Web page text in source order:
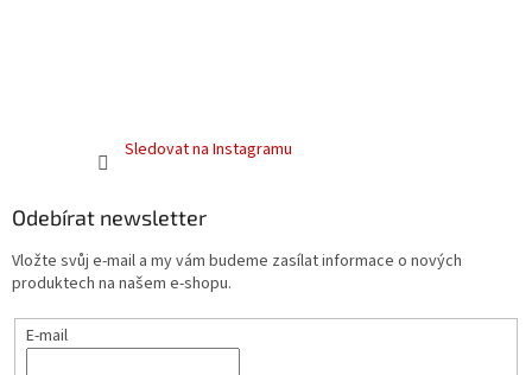
Sledovat na Instagramu
Odebírat newsletter
Vložte svůj e-mail a my vám budeme zasílat informace o nových
produktech na našem e-shopu.
E-mail